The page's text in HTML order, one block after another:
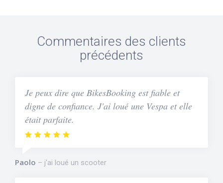
Commentaires des clients
précédents
Je peux dire que BikesBooking est fiable et
digne de confiance. J'ai loué une Vespa et elle
était parfaite.
Paolo j'ai loué un scooter